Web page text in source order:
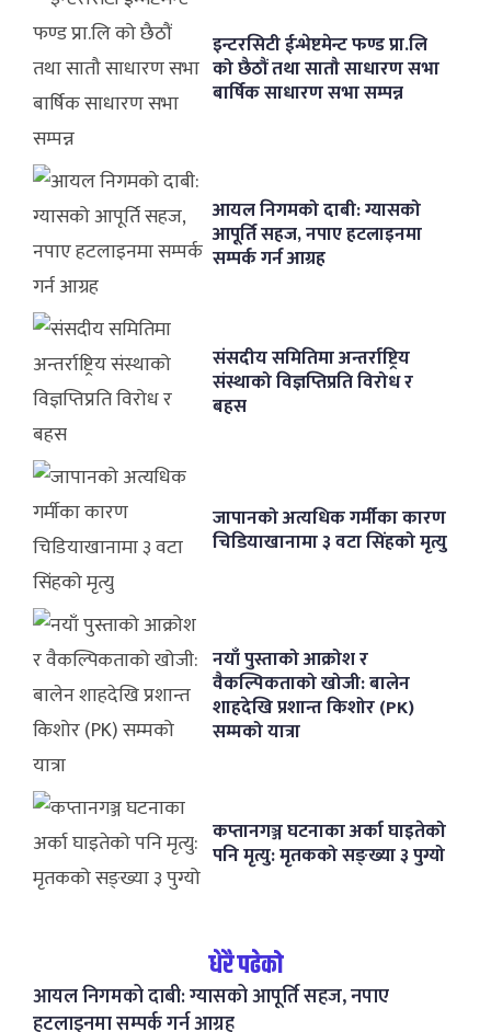
इन्टरसिटी ईन्भेष्टमेन्ट फण्ड प्रा.लि
को छैठौं तथा सातौ साधारण सभा
बार्षिक साधारण सभा सम्पन्न
आयल निगमको दाबी: ग्यासको
आपूर्ति सहज, नपाए हटलाइनमा
सम्पर्क गर्न आग्रह
संसदीय समितिमा अन्तर्राष्ट्रिय
संस्थाको विज्ञप्तिप्रति विरोध र
बहस
जापानको अत्यधिक गर्मीका कारण
चिडियाखानामा ३ वटा सिंहको मृत्यु
नयाँ पुस्ताको आक्रोश र
वैकल्पिकताको खोजी: बालेन
शाहदेखि प्रशान्त किशोर (PK)
सम्मको यात्रा
कप्तानगञ्ज घटनाका अर्का घाइतेको
पनि मृत्यु: मृतकको सङ्ख्या ३ पुग्यो
धेरै पढेको
आयल निगमको दाबी: ग्यासको आपूर्ति सहज, नपाए
हटलाइनमा सम्पर्क गर्न आग्रह